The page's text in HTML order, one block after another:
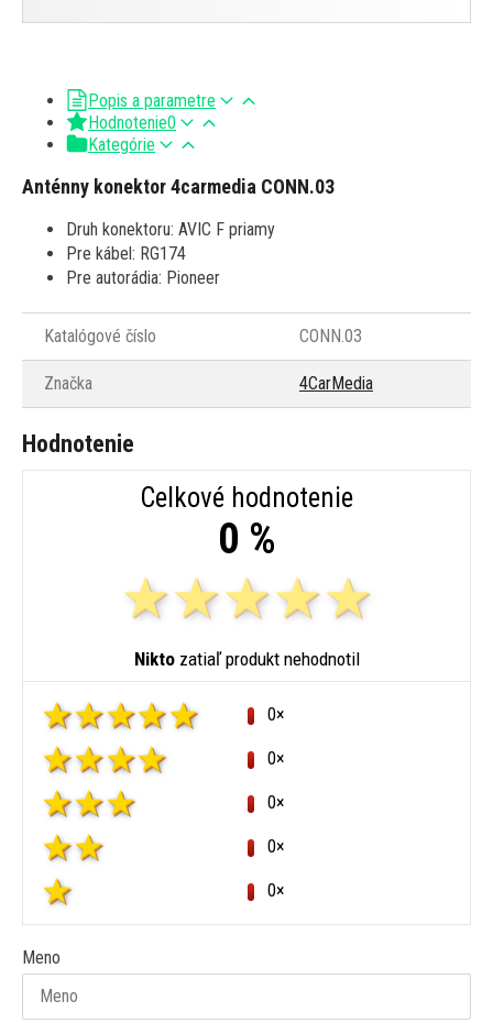
Popis a parametre
Hodnotenie0
Kategórie
Anténny konektor 4carmedia CONN.03
Druh konektoru: AVIC F priamy
Pre kábel: RG174
Pre autorádia: Pioneer
Katalógové číslo CONN.03
Značka 4CarMedia
Hodnotenie
Celkové hodnotenie
0 %
Niktozatiaľ produkt nehodnotil
0×
0×
0×
0×
0×
Meno